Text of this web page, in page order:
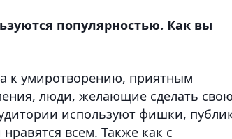
популярностью. Как вы
к умиротворению, приятным
люди, желающие сделать
используют фишки,
всем. Также как с